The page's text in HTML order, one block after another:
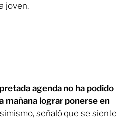
joven.
agenda no ha podido
mañana lograr ponerse en
señaló que se siente